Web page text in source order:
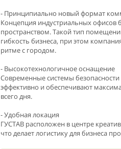
- Принципиально новый формат
Концепция индустриальных офисов
пространством. Такой тип
гибкость бизнеса, при этом
ритме с городом.
- Высокотехнологичное оснащение
Современные системы
эффективно и обеспечивают
всего дня.
- Удобная локация
ГУСТАВ расположен в центре
что делает логистику для бизнеса